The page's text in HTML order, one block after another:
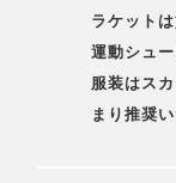
ラケット
運動シュ
服装はス
まり推奨